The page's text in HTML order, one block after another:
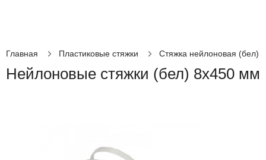
Главная Пластиковые стяжки Стяжка нейлоновая (бел)
Нейлоновые стяжки (бел) 8х450 мм